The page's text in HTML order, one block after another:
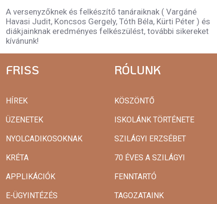
A versenyzőknek és felkészítő tanáraiknak ( Vargáné
Havasi Judit, Koncsos Gergely, Tóth Béla, Kürti Péter ) és
diákjainknak eredményes felkészülést, további sikereket
kívánunk!
FRISS
HÍREK
ÜZENETEK
NYOLCADIKOSOKNAK
KRÉTA
APPLIKÁCIÓK
E-ÜGYINTÉZÉS
RÓLUNK
KÖSZÖNTŐ
ISKOLÁNK TÖRTÉNETE
SZILÁGYI ERZSÉBET
70 ÉVES A SZILÁGYI
FENNTARTÓ
TAGOZATAINK